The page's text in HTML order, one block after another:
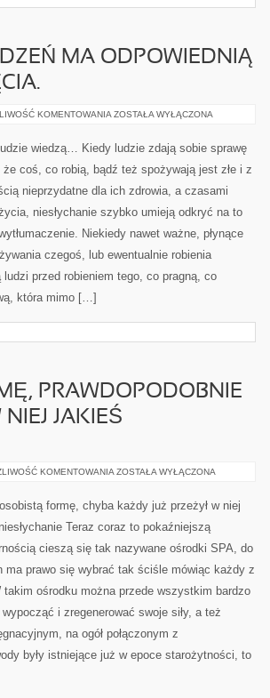
MA ODPOWIEDNIĄ
KOMENTOWANIA JAKIEKOLWIEK
MA
ODPOWIEDNIĄ
PRZEDSIĘWZIĘCIA.
ZOSTAŁA WYŁĄCZONA
wiedzą… Kiedy ludzie zdają sobie sprawę
że coś, co robią, bądź też spożywają jest złe i z
nieprzydatne dla ich zdrowia, a czasami
niesłychanie szybko umieją odkryć na to
Niekiedy nawet ważne, płynące
czegoś, lub ewentualnie robienia
przed robieniem tego, co pragną, co
która mimo […]
PRAWDOPODOBNIE
JAKIEŚ
KOMENTOWANIA MAJĄC
PRAWDOPODOBNIE
KAŻDY
PRZEŻYŁ
NIEJ
NADZWYCZAJ
ZOSTAŁA WYŁĄCZONA
formę, chyba każdy już przeżył w niej
Teraz coraz to pokaźniejszą
cieszą się tak nazywane ośrodki SPA, do
ma prawo się wybrać tak ściśle mówiąc każdy z
takim ośrodku można przede wszystkim bardzo
i zregenerować swoje siły, a też
na ogół połączonym z
były istniejące już w epoce starożytności, to